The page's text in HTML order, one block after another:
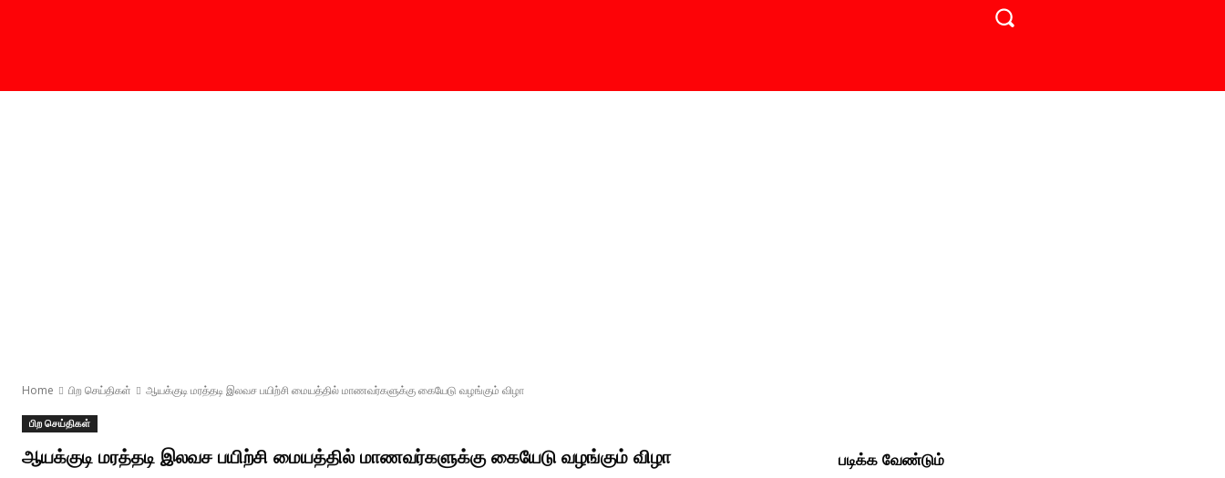
Home பிற செய்திகள் ஆயக்குடி மரத்தடி இலவச பயிற்சி மையத்தில் மாணவர்களுக்கு கையேடு வழங்கும் விழா
பிற செய்திகள்
ஆயக்குடி மரத்தடி இலவச பயிற்சி மையத்தில் மாணவர்களுக்கு கையேடு வழங்கும் விழா படிக்க வேண்டும்